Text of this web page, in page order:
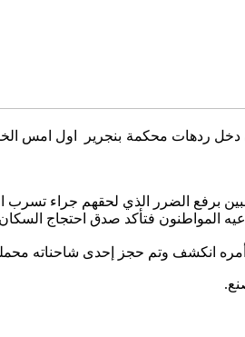
دخل ردهات محكمة بنجرير اول امس
برفع الضرر الذي لحقهم جراء تسرب
فتأكد صدق احتجاج
أمره انكشف وتم حجز إحدى شاحناته